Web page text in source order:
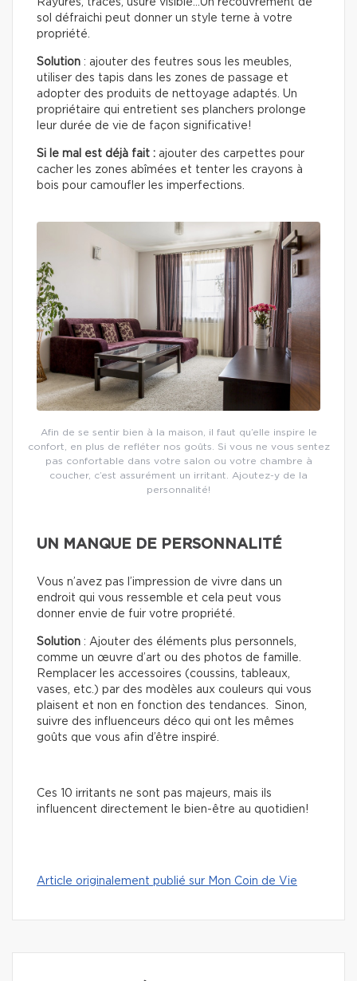
Rayures, traces, usure visible…Un recouvrement de
sol défraichi peut donner un style terne à votre
propriété.
Solution : ajouter des feutres sous les meubles,
utiliser des tapis dans les zones de passage et
adopter des produits de nettoyage adaptés. Un
propriétaire qui entretient ses planchers prolonge
leur durée de vie de façon significative!
Si le mal est déjà fait : ajouter des carpettes pour
cacher les zones abîmées et tenter les crayons à
bois pour camoufler les imperfections.
Afin de se sentir bien à la maison, il faut qu’elle inspire le
confort, en plus de refléter nos goûts. Si vous ne vous sentez
pas confortable dans votre salon ou votre chambre à
coucher, c’est assurément un irritant. Ajoutez-y de la
personnalité!
UN MANQUE DE PERSONNALITÉ
Vous n’avez pas l’impression de vivre dans un
endroit qui vous ressemble et cela peut vous
donner envie de fuir votre propriété.
Solution : Ajouter des éléments plus personnels,
comme un œuvre d’art ou des photos de famille.
Remplacer les accessoires (coussins, tableaux,
vases, etc.) par des modèles aux couleurs qui vous
plaisent et non en fonction des tendances. Sinon,
suivre des influenceurs déco qui ont les mêmes
goûts que vous afin d’être inspiré.
Ces 10 irritants ne sont pas majeurs, mais ils
influencent directement le bien-être au quotidien!
Article originalement publié sur Mon Coin de Vie